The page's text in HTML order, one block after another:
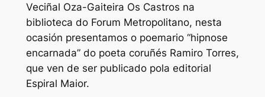
Veciñal Oza-Gaiteira Os Castros na
biblioteca do Forum Metropolitano, nesta
ocasión presentamos o poemario “hipnose
encarnada” do poeta coruñés Ramiro Torres,
que ven de ser publicado pola editorial
Espiral Maior.